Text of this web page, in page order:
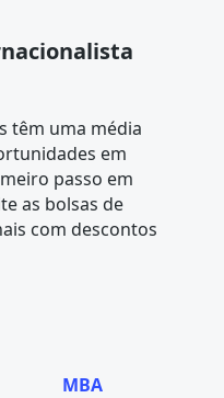
têm uma média
em
passo em
as bolsas de
com descontos
MBA